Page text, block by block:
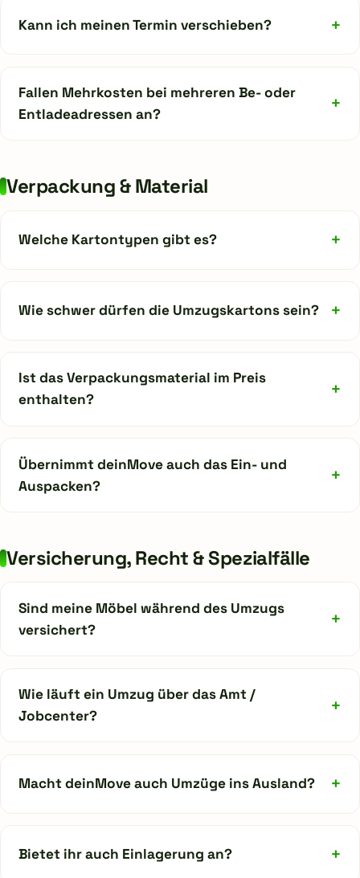
Kann ich meinen Termin verschieben? +
Fallen Mehrkosten bei mehreren Be- oder
Entladeadressen an?
+
Verpackung & Material
Welche Kartontypen gibt es? +
Wie schwer dürfen die Umzugskartons sein? +
Ist das Verpackungsmaterial im Preis
enthalten?
+
Übernimmt deinMove auch das Ein- und
Auspacken?
+
Versicherung, Recht & Spezialfälle
Sind meine Möbel während des Umzugs
versichert?
+
Wie läuft ein Umzug über das Amt /
Jobcenter?
+
Macht deinMove auch Umzüge ins Ausland? +
Bietet ihr auch Einlagerung an? +